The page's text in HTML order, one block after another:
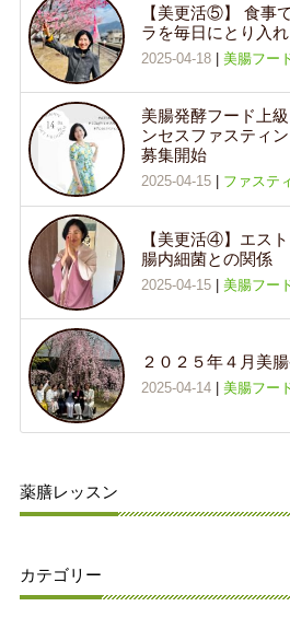
【美更活⑤】 食事
ラを毎日にとり入
2025-04-18| 美腸フー
美腸発酵フード上
ンセスファスティ
募集開始
2025-04-15| ファステ
【美更活④】エス
腸内細菌との関係
2025-04-15| 美腸フー
２０２５年４月美
2025-04-14| 美腸フー
薬膳レッスン
カテゴリー